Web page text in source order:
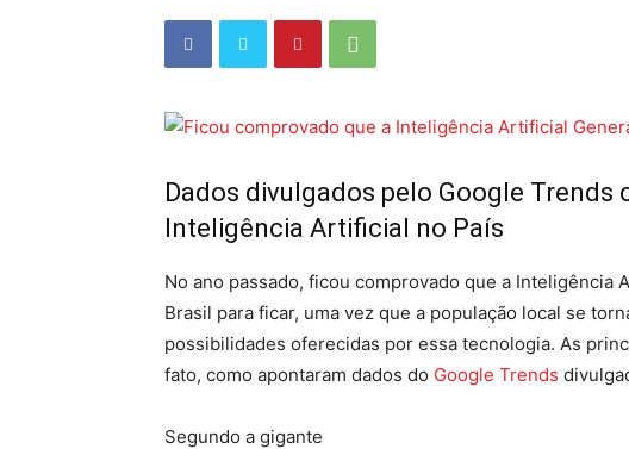
Dados divulgados pelo Google Trends
Inteligência Artificial no País
No ano passado, ficou comprovado que a Inteligência
Brasil para ficar, uma vez que a população local se
possibilidades oferecidas por essa tecnologia. As
fato, como apontaram dados do Google Trends
Segundo a gigante